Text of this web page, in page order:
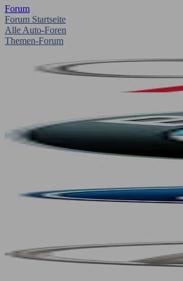
Forum
Forum Startseite
Alle Auto-Foren
Themen-Forum